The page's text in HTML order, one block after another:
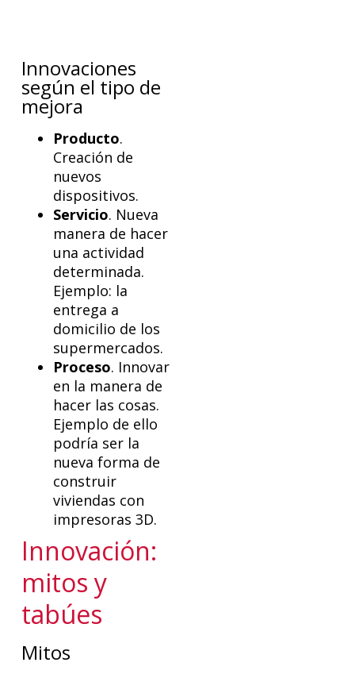
Innovaciones
según el tipo de
mejora
Producto.
Creación de
nuevos
dispositivos.
Servicio. Nueva
manera de hacer
una actividad
determinada.
Ejemplo: la
entrega a
domicilio de los
supermercados.
Proceso. Innovar
en la manera de
hacer las cosas.
Ejemplo de ello
podría ser la
nueva forma de
construir
viviendas con
impresoras 3D.
Innovación:
mitos y
tabúes
Mitos